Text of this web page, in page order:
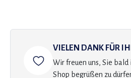
VIELEN DANK FÜR
Wir freuen uns, Sie bald
Shop begrüßen zu